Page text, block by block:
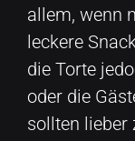
allem, wenn
leckere
die Torte
oder die
sollten lieber